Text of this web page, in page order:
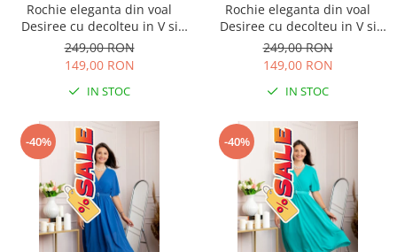
Rochie eleganta din voal
Desiree cu decolteu in V si
curea - Piersica
249,00 RON
149,00 RON
IN STOC
Rochie eleganta din voal
Desiree cu decolteu in V si
curea - Verde smarald
249,00 RON
149,00 RON
IN STOC
-40% -40%